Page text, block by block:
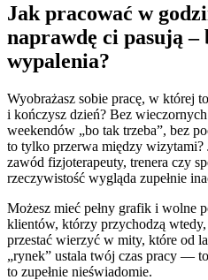
Jak pracować w
naprawdę ci pasują
wypalenia?
Wyobrażasz sobie pracę, w której
i kończysz dzień? Bez
weekendów „bo tak trzeba”, bez
to tylko przerwa między wizytami?
zawód fizjoterapeuty, trenera czy
rzeczywistość wygląda zupełnie
Możesz mieć pełny grafik i wolne
klientów, którzy przychodzą
przestać wierzyć w mity, które od
„rynek” ustala twój czas pracy —
to zupełnie nieświadomie.